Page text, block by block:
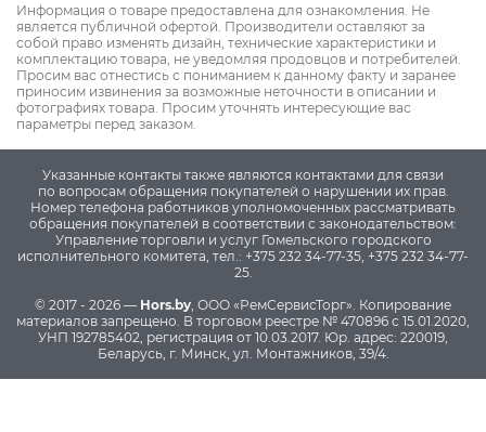
Информация о товаре предоставлена для ознакомления. Не
является публичной офертой. Производители оставляют за
собой право изменять дизайн, технические характеристики и
комплектацию товара, не уведомляя продовцов и потребителей.
Просим вас отнестись с пониманием к данному факту и заранее
приносим извинения за возможные неточности в описании и
фотографиях товара. Просим уточнять интересующие вас
параметры перед заказом.
Указанные контакты также являются контактами для связи
по вопросам обращения покупателей о нарушении их прав.
Номер телефона работников уполномоченных рассматривать
обращения покупателей в соответствии с законодательством:
Управление торговли и услуг Гомельского городского
исполнительного комитета, тел.: +375 232 34-77-35, +375 232 34-77-
25.
© 2017 - 2026 — Hors.by , ООО «РемСервисТорг». Копирование
материалов запрещено. В торговом реестре № 470896 с 15.01.2020,
УНП 192785402, регистрация от 10.03.2017. Юр. адрес: 220019,
Беларусь, г. Минск, ул. Монтажников, 39/4.